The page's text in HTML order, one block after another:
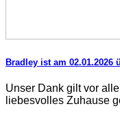
Bradley ist am 02.01.2026
Unser Dank gilt vor
liebesvolles Zuhause